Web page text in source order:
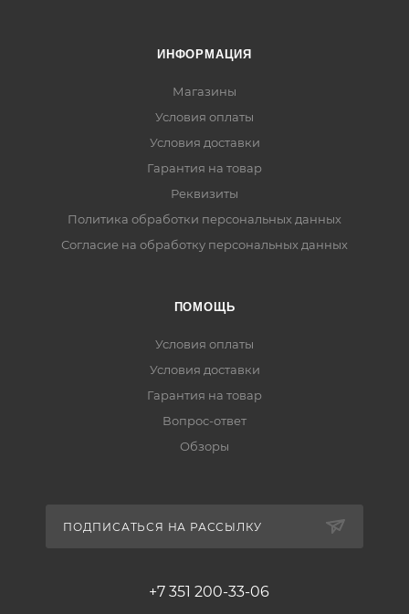
ИНФОРМАЦИЯ
Магазины
Условия оплаты
Условия доставки
Гарантия на товар
Реквизиты
Политика обработки персональных данных
Согласие на обработку персональных данных
ПОМОЩЬ
Условия оплаты
Условия доставки
Гарантия на товар
Вопрос-ответ
Обзоры
ПОДПИСАТЬСЯ НА РАССЫЛКУ
+7 351 200-33-06